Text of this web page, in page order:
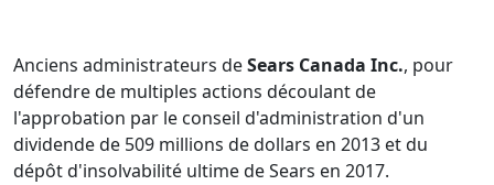
Anciens administrateurs deSears Canada Inc., pour
défendre de multiples actions découlant de
l'approbation par le conseil d'administration d'un
dividende de 509 millions de dollars en 2013 et du
dépôt d'insolvabilité ultime de Sears en 2017.